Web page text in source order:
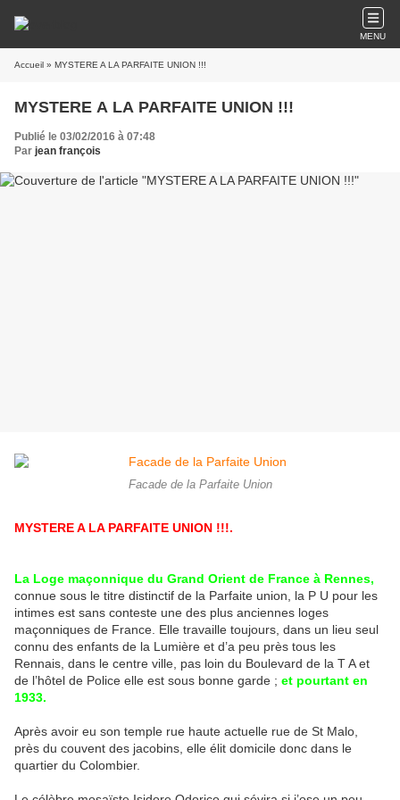
MENU
Accueil » MYSTERE A LA PARFAITE UNION !!!
MYSTERE A LA PARFAITE UNION !!!
Publié le 03/02/2016 à 07:48
Par jean françois
Facade de la Parfaite Union
MYSTERE A LA PARFAITE UNION !!!.
La Loge maçonnique du Grand Orient de France à Rennes,
connue sous le titre distinctif de la Parfaite union, la P U pour les
intimes est sans conteste une des plus anciennes loges
maçonniques de France. Elle travaille toujours, dans un lieu seul
connu des enfants de la Lumière et d’a peu près tous les
Rennais, dans le centre ville, pas loin du Boulevard de la T A et
de l’hôtel de Police elle est sous bonne garde ; et pourtant en
1933.
Après avoir eu son temple rue haute actuelle rue de St Malo,
près du couvent des jacobins, elle élit domicile donc dans le
quartier du Colombier.